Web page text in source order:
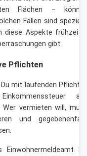
Flächen –
Fällen sind
diese Aspekte
gibt.
Pflichten
mit laufenden
Wer vermieten will,
und